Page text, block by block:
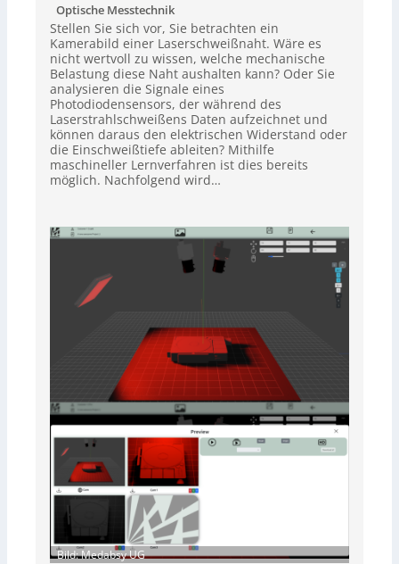
Optische Messtechnik
Stellen Sie sich vor, Sie betrachten ein
Kamerabild einer Laserschweißnaht. Wäre es
nicht wertvoll zu wissen, welche mechanische
Belastung diese Naht aushalten kann? Oder Sie
analysieren die Signale eines
Photodiodensensors, der während des
Laserstrahlschweißens Daten aufzeichnet und
können daraus den elektrischen Widerstand oder
die Einschweißtiefe ableiten? Mithilfe
maschineller Lernverfahren ist dies bereits
möglich. Nachfolgend wird…
Bild: Medabsy UG